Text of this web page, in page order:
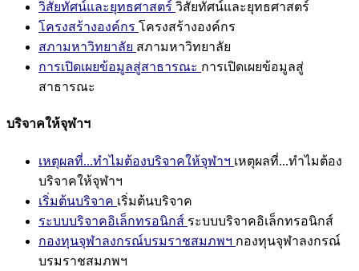
วิสัยทัศน์และยุทธศาสตร์ วิสัยทัศน์และยุทธศาสตร์
โครงสร้างองค์กร โครงสร้างองค์กร
สภามหาวิทยาลัย สภามหาวิทยาลัย
การเปิดเผยข้อมูลสู่สาธารณะ การเปิดเผยข้อมูลสู่
สาธารณะ
บริจาคให้จุฬาฯ
เหตุผลที่...ทำไมต้องบริจาคให้จุฬาฯ เหตุผลที่...ทำไมต้อง
บริจาคให้จุฬาฯ
เริ่มต้นบริจาค เริ่มต้นบริจาค
ระบบบริจาคอิเล็กทรอนิกส์ ระบบบริจาคอิเล็กทรอนิกส์
กองทุนจุฬาลงกรณ์บรมราชสมภพฯ กองทุนจุฬาลงกรณ์
บรมราชสมภพฯ